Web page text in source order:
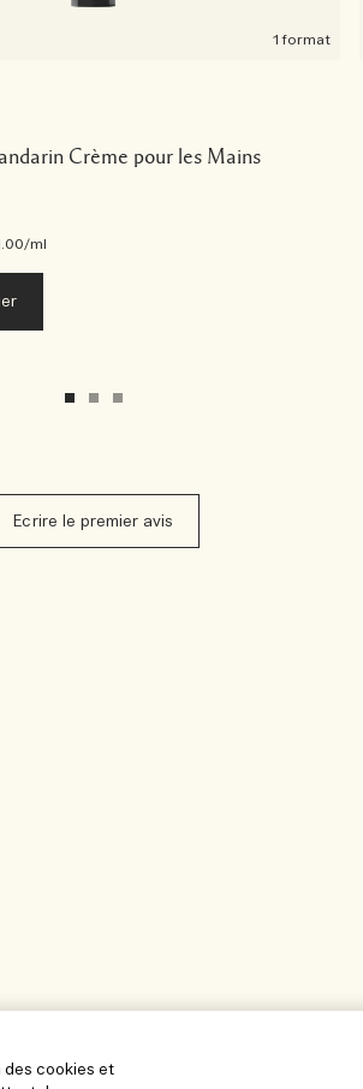
1 format
Crème pour les Mains
/ml
Ecrire le premier avis
des cookies et